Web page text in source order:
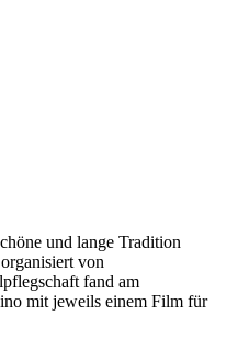
und lange Tradition
von
fand am
mit jeweils einem Film für